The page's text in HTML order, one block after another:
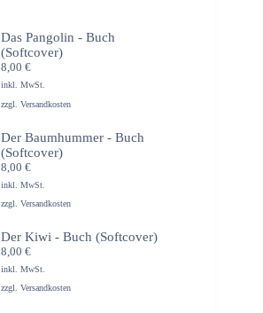
Das Pangolin - Buch
(Softcover)
8,00 €
inkl. MwSt.
zzgl. Versandkosten
Der Baumhummer - Buch
(Softcover)
8,00 €
inkl. MwSt.
zzgl. Versandkosten
Der Kiwi - Buch (Softcover)
8,00 €
inkl. MwSt.
zzgl. Versandkosten